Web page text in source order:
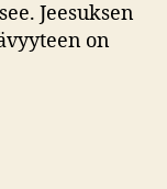
Jeesuksen
on